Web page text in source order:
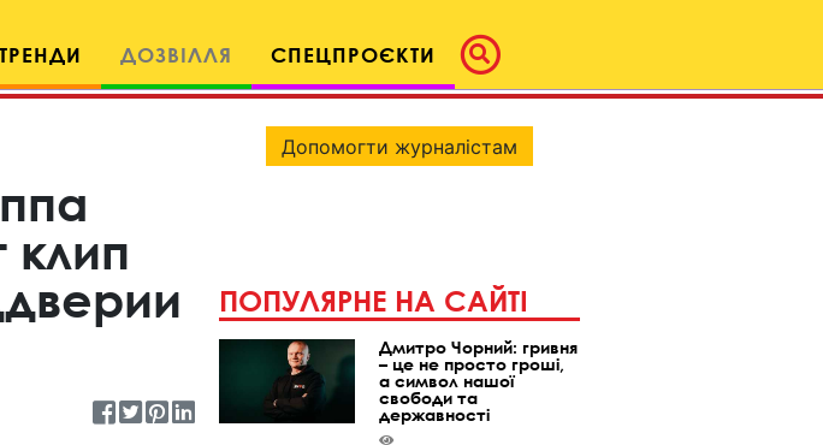
ТРЕНДИ ДОЗВІЛЛЯ СПЕЦПРОЄКТИ
клип
Допомогти журналістам
ПОПУЛЯРНЕ НА САЙТІ
Дмитро Чорний: гривня
– це не просто гроші,
а символ нашої
свободи та
державності